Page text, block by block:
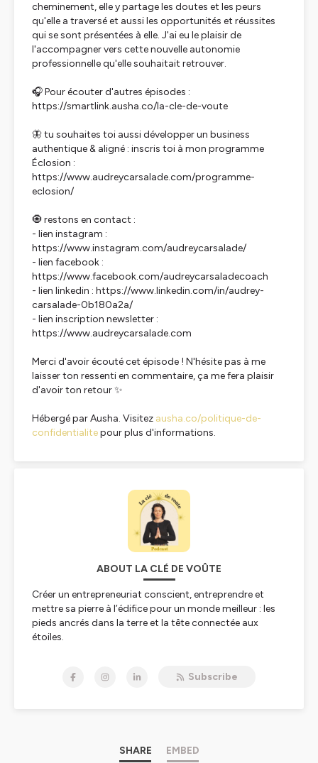
cheminement, elle y partage les doutes et les peurs
qu'elle a traversé et aussi les opportunités et réussites
qui se sont présentées à elle. J'ai eu le plaisir de
l'accompagner vers cette nouvelle autonomie
professionnelle qu'elle souhaitait retrouver.
🎧 Pour écouter d'autres épisodes :
https://smartlink.ausha.co/la-cle-de-voute
🦋 tu souhaites toi aussi développer un business
authentique & aligné : inscris toi à mon programme
Éclosion :
https://www.audreycarsalade.com/programme-
eclosion/
🧿 restons en contact :
- lien instagram :
https://www.instagram.com/audreycarsalade/
- lien facebook :
https://www.facebook.com/audreycarsaladecoach
- lien linkedin : https://www.linkedin.com/in/audrey-
carsalade-0b180a2a/
- lien inscription newsletter :
https://www.audreycarsalade.com
Merci d'avoir écouté cet épisode ! N'hésite pas à me
laisser ton ressenti en commentaire, ça me fera plaisir
d'avoir ton retour ✨
Hébergé par Ausha. Visitez ausha.co/politique-de-
confidentialitepour plus d'informations.
ABOUT LA CLÉ DE VOÛTE
Créer un entrepreneuriat conscient, entreprendre et
mettre sa pierre à l’édifice pour un monde meilleur : les
pieds ancrés dans la terre et la tête connectée aux
étoiles.
singuliers, des réflexions vers une nouvelle vision du mot
Entre nos actions et notre intuition, entre nos
Subscribe
SHARE EMBED